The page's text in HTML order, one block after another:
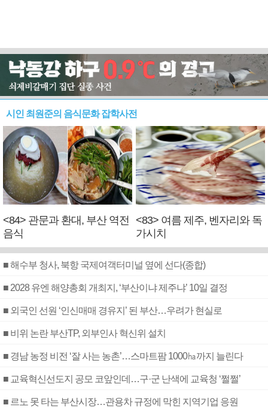
시인 최원준의 음식문화 잡학사전
<84> 관문과 환대, 부산 역전
음식
<83> 여름 제주, 벤자리와 독
가시치
■ 해수부 청사, 북항 국제여객터미널 옆에 선다(종합)
■ 2028 유엔 해양총회 개최지, ‘부산이냐 제주냐’ 10일 결정
■ 외국인 선원 ‘인신매매 경유지’ 된 부산…우려가 현실로
■ 비위 논란 부산TP, 외부인사 혁신위 설치
■ 경남 농정 비전 ‘잘 사는 농촌’…스마트팜 1000㏊까지 늘린다
■ 교육혁신선도지 공모 코앞인데…구·군 난색에 교육청 ‘쩔쩔’
■ 르노 못 타는 부산시장…관용차 규정에 막힌 지역기업 응원